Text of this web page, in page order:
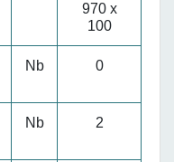
970 x
100
Nb 0
Nb 2